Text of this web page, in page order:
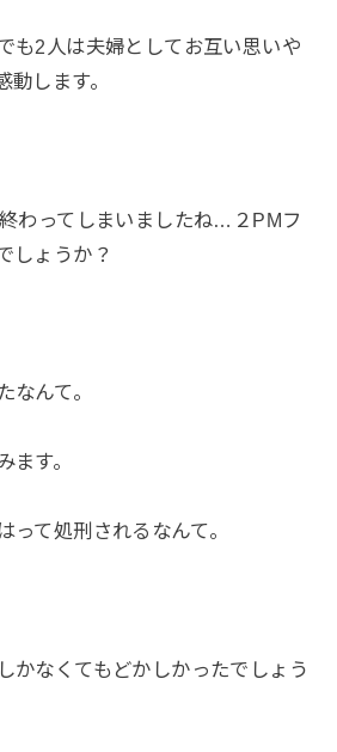
も2人は夫婦としてお互い思いや
動します。
わってしまいましたね…２PMフ
しょうか？
なんて。
ます。
って処刑されるなんて。
かなくてもどかしかったでしょう